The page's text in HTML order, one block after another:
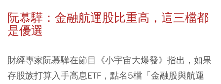
阮慕驊：金融航運股比重高，這三檔都
是優選
財經專家阮慕驊在節目《小宇宙大爆發》指出，如果
存股族打算入手高息ETF，點名5檔「金融股與航運